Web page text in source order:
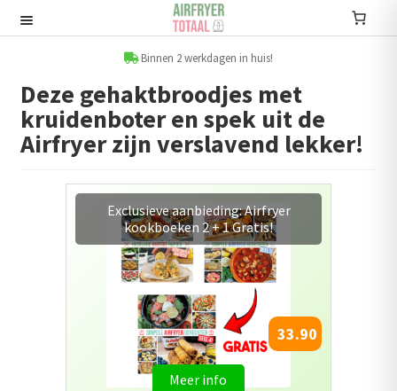
door
naar
Submenu
uitvouwen
Accessoires
uitvouwen
Kookboeken
Binnen 2 werkdagen in huis!
Deze gehaktbroodjes met
kruidenboter en spek uit de
Airfryer zijn verslavend lekker!
Combopack 5 : 4 Airfryer
kookboeken + gratis bakplaat
67.95
Meer info